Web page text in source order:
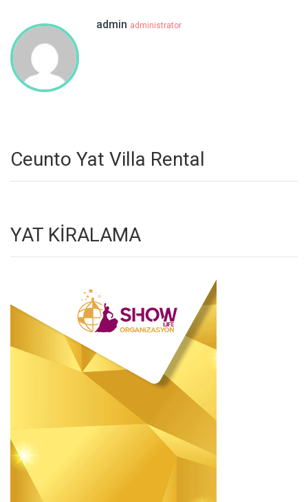
admin administrator
Ceunto Yat Villa Rental
YAT KİRALAMA